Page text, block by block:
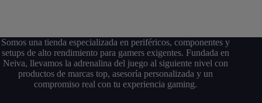
Somos una tienda especializada en periféricos, componentes y
setups de alto rendimiento para gamers exigentes. Fundada en
Neiva, llevamos la adrenalina del juego al siguiente nivel con
productos de marcas top, asesoría personalizada y un
compromiso real con tu experiencia gaming.